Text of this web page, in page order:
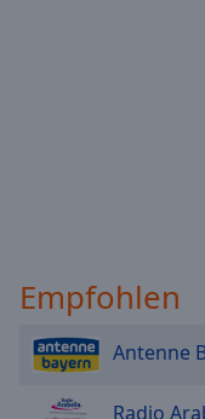
Empfohlen
Antenne
Radio